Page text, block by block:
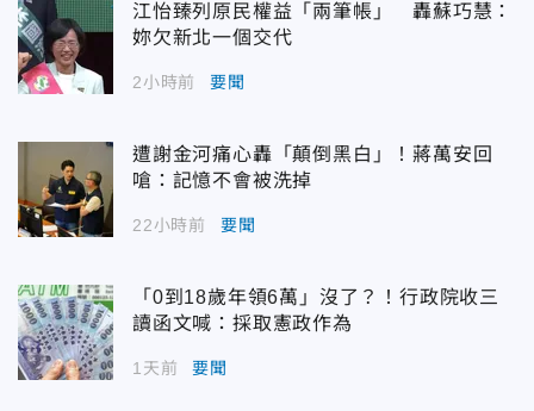
江怡臻列原民權益「兩筆帳」 轟蘇巧慧：
妳欠新北一個交代
2小時前 要聞
遭謝金河痛心轟「顛倒黑白」！蔣萬安回
嗆：記憶不會被洗掉
22小時前 要聞
「0到18歲年領6萬」沒了？！行政院收三
讀函文喊：採取憲政作為
1天前 要聞